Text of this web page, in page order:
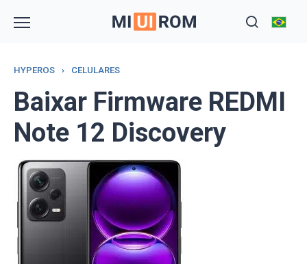
HYPEROS › CELULARES
Baixar Firmware REDMI
Note 12 Discovery